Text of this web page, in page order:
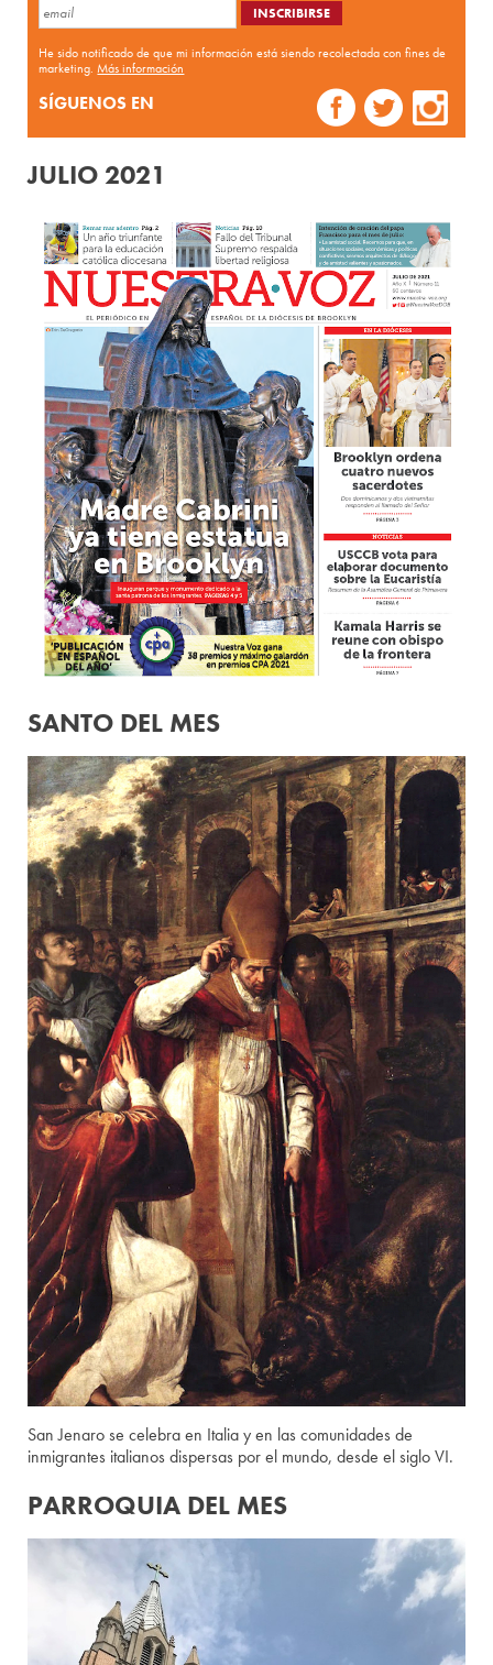
He sido notificado de que mi información está siendo recolectada con fines de
marketing.Más información
SÍGUENOS EN
JULIO 2021
SANTO DEL MES
San Jenaro se celebra en Italia y en las comunidades de
inmigrantes italianos dispersas por el mundo, desde el siglo VI.
PARROQUIA DEL MES